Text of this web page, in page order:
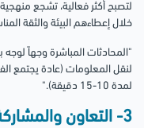
لتصبح أكثر فعالية، تشجع
خلال إعطاءهم البيئة والثقة
"المحادثات المباشرة وجهاً لوجه
لمدة 10-15 دقيقة)."
3- التعاون